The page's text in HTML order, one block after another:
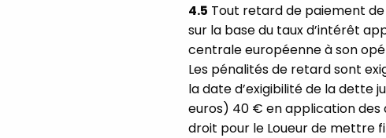
4.5 Tout retard de paiement
sur la base du taux d’intérêt
centrale européenne à son
Les pénalités de retard sont
la date d’exigibilité de la dette
euros) 40 € en application des
droit pour le Loueur de mettre